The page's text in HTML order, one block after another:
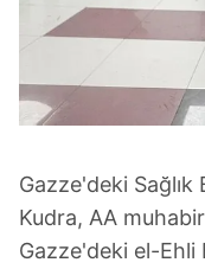
Gazze'deki Sağlık
Kudra, AA
Gazze'deki el-